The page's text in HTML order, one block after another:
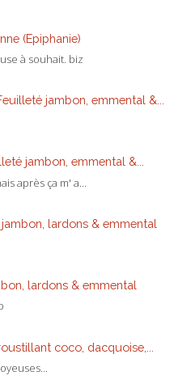
(Epiphanie)
à souhait. biz
jambon, emmental &...
jambon, emmental &...
après ça m' a...
lardons & emmental
lardons & emmental
coco, dacquoise,...